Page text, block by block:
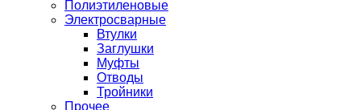
Полиэтиленовые
Электросварные
Втулки
Заглушки
Муфты
Отводы
Тройники
Прочее